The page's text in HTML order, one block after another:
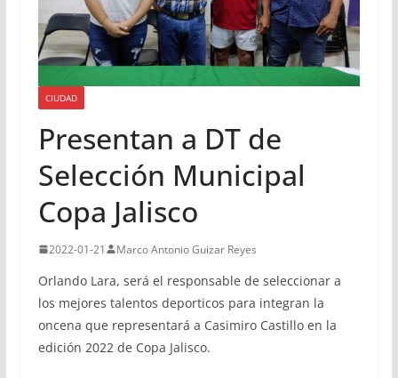
CIUDAD
Presentan a DT de
Selección Municipal
Copa Jalisco
2022-01-21 Marco Antonio Guizar Reyes
Orlando Lara, será el responsable de seleccionar a
los mejores talentos deporticos para integran la
oncena que representará a Casimiro Castillo en la
edición 2022 de Copa Jalisco.